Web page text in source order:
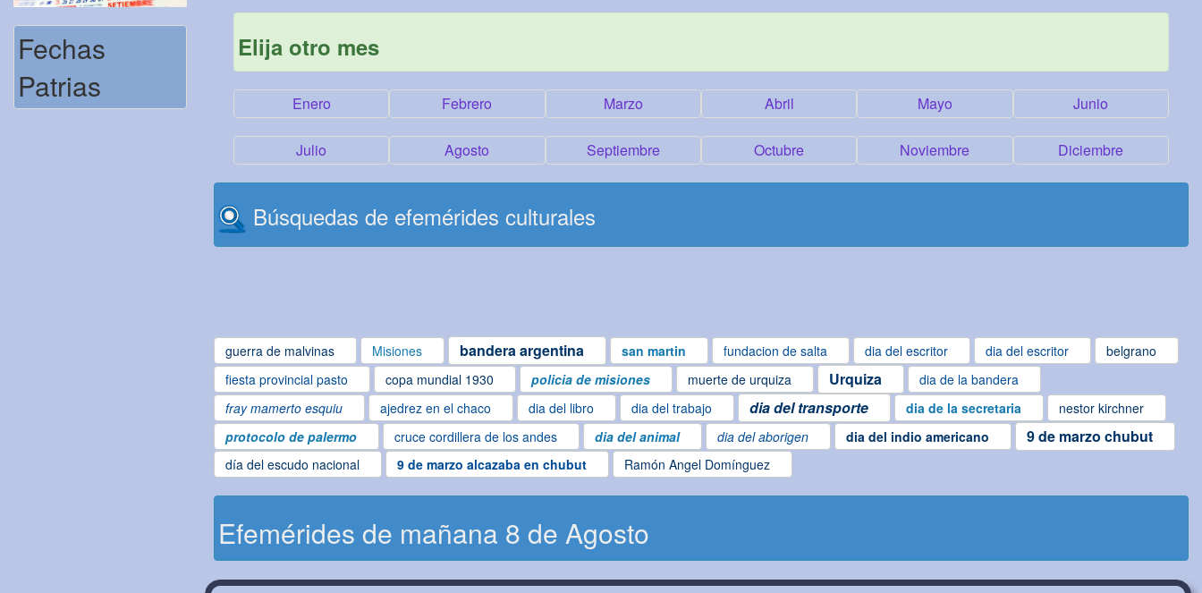
Fechas
Patrias
Elija otro mes
Enero Febrero Marzo Abril Mayo Junio
Julio Agosto Septiembre Octubre Noviembre Diciembre
Búsquedas de efemérides culturales
guerra de malvinas Misiones bandera argentina san martin fundacion de salta dia del escritor dia del escritor
belgrano
fiesta provincial pasto
copa mundial 1930 policia de misiones muerte de urquiza Urquiza
dia de la bandera
fray mamerto esquiu
ajedrez en el chaco dia del libro dia del trabajo dia del transporte dia de la secretaria
nestor kirchner
protocolo de palermo
cruce cordillera de los andes dia del animal dia del aborigen dia del indio americano 9 de marzo chubut
día del escudo nacional 9 de marzo alcazaba en chubut Ramón Angel Domínguez
Efemérides de mañana 8 de Agosto